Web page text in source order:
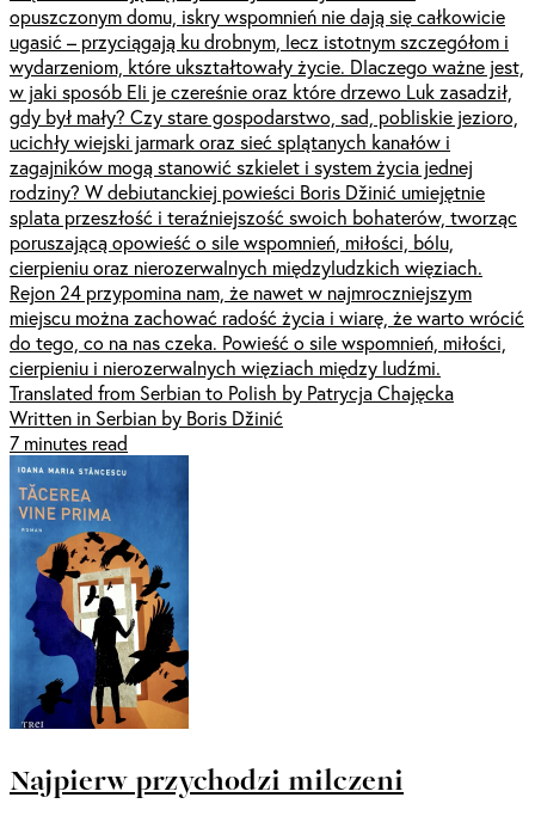
opuszczonym domu, iskry wspomnień nie dają się całkowicie
ugasić – przyciągają ku drobnym, lecz istotnym szczegółom i
wydarzeniom, które ukształtowały życie. Dlaczego ważne jest,
w jaki sposób Eli je czereśnie oraz które drzewo Luk zasadził,
gdy był mały? Czy stare gospodarstwo, sad, pobliskie jezioro,
ucichły wiejski jarmark oraz sieć splątanych kanałów i
zagajników mogą stanowić szkielet i system życia jednej
rodziny? W debiutanckiej powieści Boris Džinić umiejętnie
splata przeszłość i teraźniejszość swoich bohaterów, tworząc
poruszającą opowieść o sile wspomnień, miłości, bólu,
cierpieniu oraz nierozerwalnych międzyludzkich więziach.
Rejon 24 przypomina nam, że nawet w najmroczniejszym
miejscu można zachować radość życia i wiarę, że warto wrócić
do tego, co na nas czeka. Powieść o sile wspomnień, miłości,
cierpieniu i nierozerwalnych więziach między ludźmi.
Translated from Serbian to Polish by Patrycja Chajęcka
Written in Serbian by Boris Džinić
7 minutes read
Najpierw przychodzi milczeni